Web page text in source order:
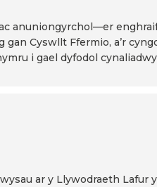
anuniongyrchol—er
Cyswllt Ffermio, a’r
i gael dyfodol
ar y Llywodraeth Lafur